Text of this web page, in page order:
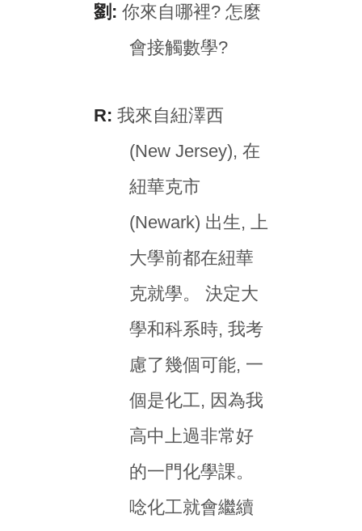
劉: 你來自哪裡? 怎麼
會接觸數學?
R: 我來自紐澤西
(New Jersey), 在
紐華克市
(Newark) 出生, 上
大學前都在紐華
克就學。 決定大
學和科系時, 我考
慮了幾個可能, 一
個是化工, 因為我
高中上過非常好
的一門化學課。
唸化工就會繼續